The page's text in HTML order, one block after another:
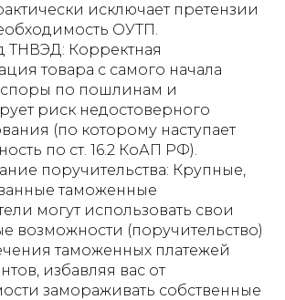
исключает претензии
ОУТП.
ТНВЭД: Корректная
товара с самого начала
споры по пошлинам и
риск недостоверного
(по которому наступает
по ст. 16.2 КоАП РФ).
поручительства: Крупные,
таможенные
могут использовать свои
возможности (поручительство)
таможенных платежей
избавляя вас от
замораживать собственные